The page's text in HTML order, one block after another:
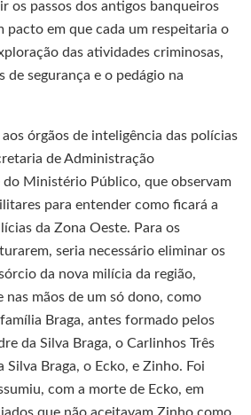
os passos dos antigos banqueiros
pacto em que cada um respeitaria o
das atividades criminosas,
de segurança e o pedágio na
órgãos de inteligência das polícias
de Administração
do Ministério Público, que observam
para entender como ficará a
da Zona Oeste. Para os
seria necessário eliminar os
da nova milícia da região,
nas mãos de um só dono, como
Braga, antes formado pelos
da Silva Braga, o Carlinhos Três
Silva Braga, o Ecko, e Zinho. Foi
com a morte de Ecko, em